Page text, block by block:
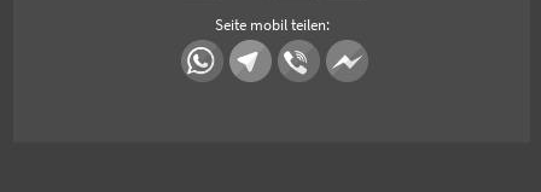
Seite mobil teilen: